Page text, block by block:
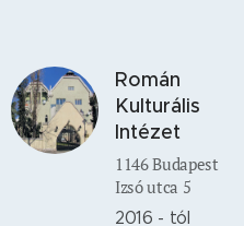
Román
Kulturális
Intézet
1146 Budapest
Izsó utca 5
2016 - tól